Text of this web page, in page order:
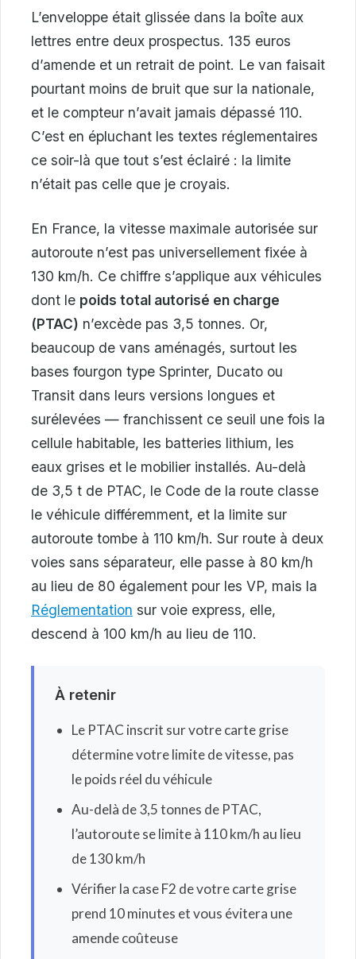
L’enveloppe était glissée dans la boîte aux
lettres entre deux prospectus. 135 euros
d’amende et un retrait de point. Le van faisait
pourtant moins de bruit que sur la nationale,
et le compteur n’avait jamais dépassé 110.
C’est en épluchant les textes réglementaires
ce soir-là que tout s’est éclairé : la limite
n’était pas celle que je croyais.
En France, la vitesse maximale autorisée sur
autoroute n’est pas universellement fixée à
130 km/h. Ce chiffre s’applique aux véhicules
dont le poids total autorisé en charge
(PTAC) n’excède pas 3,5 tonnes. Or,
beaucoup de vans aménagés, surtout les
bases fourgon type Sprinter, Ducato ou
Transit dans leurs versions longues et
surélevées — franchissent ce seuil une fois la
cellule habitable, les batteries lithium, les
eaux grises et le mobilier installés. Au-delà
de 3,5 t de PTAC, le Code de la route classe
le véhicule différemment, et la limite sur
autoroute tombe à 110 km/h. Sur route à deux
voies sans séparateur, elle passe à 80 km/h
au lieu de 80 également pour les VP, mais la
Réglementation sur voie express, elle,
descend à 100 km/h au lieu de 110.
À retenir
Le PTAC inscrit sur votre carte grise
détermine votre limite de vitesse, pas
le poids réel du véhicule
Au-delà de 3,5 tonnes de PTAC,
l’autoroute se limite à 110 km/h au lieu
de 130 km/h
Vérifier la case F2 de votre carte grise
prend 10 minutes et vous évitera une
amende coûteuse